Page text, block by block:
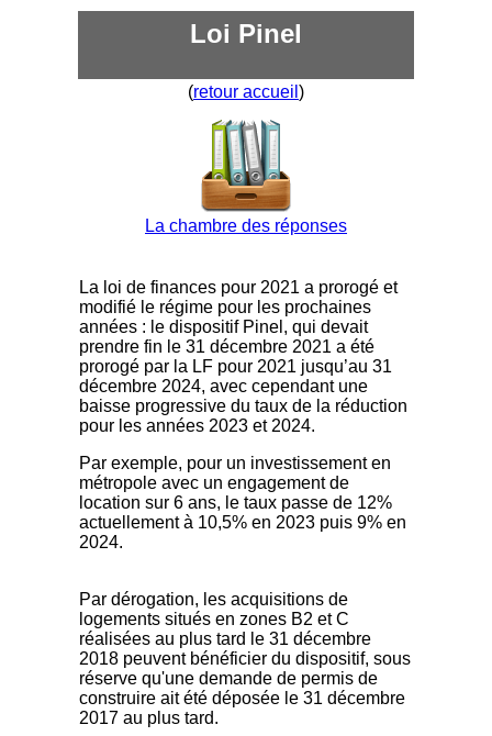
Loi Pinel
(retour accueil )
La chambre des réponses
La loi de finances pour 2021 a prorogé et
modifié le régime pour les prochaines
années : le dispositif Pinel, qui devait
prendre fin le 31 décembre 2021 a été
prorogé par la LF pour 2021 jusqu’au 31
décembre 2024, avec cependant une
baisse progressive du taux de la réduction
pour les années 2023 et 2024.
Par exemple, pour un investissement en
métropole avec un engagement de
location sur 6 ans, le taux passe de 12%
actuellement à 10,5% en 2023 puis 9% en
2024.
Par dérogation, les acquisitions de
logements situés en zones B2 et C
réalisées au plus tard le 31 décembre
2018 peuvent bénéficier du dispositif, sous
réserve qu'une demande de permis de
construire ait été déposée le 31 décembre
2017 au plus tard.